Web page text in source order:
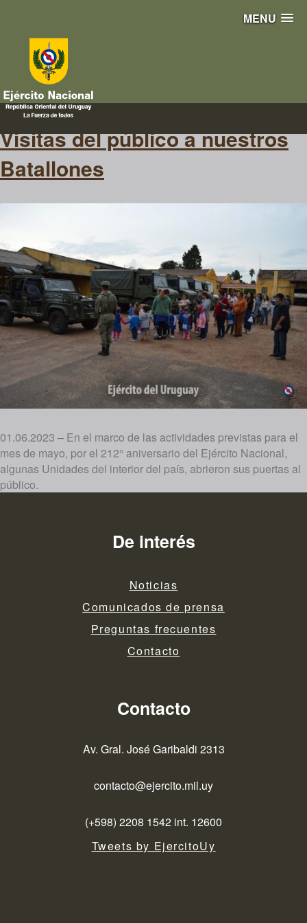
MENU
demostraciones
Visitas del público a nuestros
Batallones
01.06.2023 – En el marco de las actividades previstas para el
mes de mayo, por el 212° aniversario del Ejército Nacional,
algunas Unidades del interior del país, abrieron sus puertas al
público.
De interés
Noticias
Comunicados de prensa
Preguntas frecuentes
Contacto
Contacto
Av. Gral. José Garibaldi 2313
contacto@ejercito.mil.uy
(+598) 2208 1542 int. 12600
Tweets by EjercitoUy